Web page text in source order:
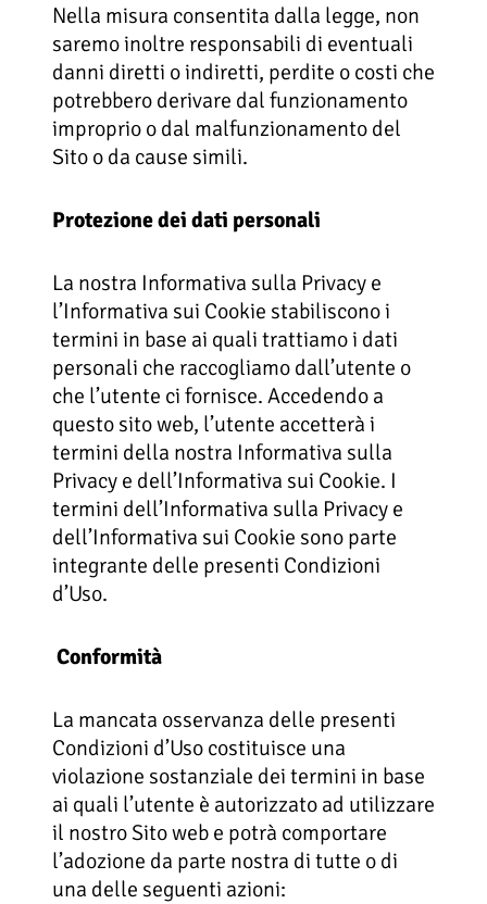
Nella misura consentita dalla legge, non
saremo inoltre responsabili di eventuali
danni diretti o indiretti, perdite o costi che
potrebbero derivare dal funzionamento
improprio o dal malfunzionamento del
Sito o da cause simili.
Protezione dei dati personali
La nostra Informativa sulla Privacy e
l’Informativa sui Cookie stabiliscono i
termini in base ai quali trattiamo i dati
personali che raccogliamo dall’utente o
che l’utente ci fornisce. Accedendo a
questo sito web, l’utente accetterà i
termini della nostra Informativa sulla
Privacy e dell’Informativa sui Cookie. I
termini dell’Informativa sulla Privacy e
dell’Informativa sui Cookie sono parte
integrante delle presenti Condizioni
d’Uso.
Conformità
La mancata osservanza delle presenti
Condizioni d’Uso costituisce una
violazione sostanziale dei termini in base
ai quali l’utente è autorizzato ad utilizzare
il nostro Sito web e potrà comportare
l’adozione da parte nostra di tutte o di
una delle seguenti azioni: